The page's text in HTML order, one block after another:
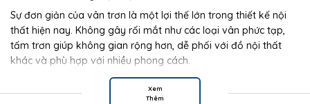
Sự đơn giản của vân trơn là một lợi thế lớn trong thiết kế nội
thất hiện nay. Không gây rối mắt như các loại vân phức tạp,
tấm trơn giúp không gian rộng hơn, dễ phối với đồ nội thất
khác và phù hợp với nhiều phong cách.
Xem
Thêm